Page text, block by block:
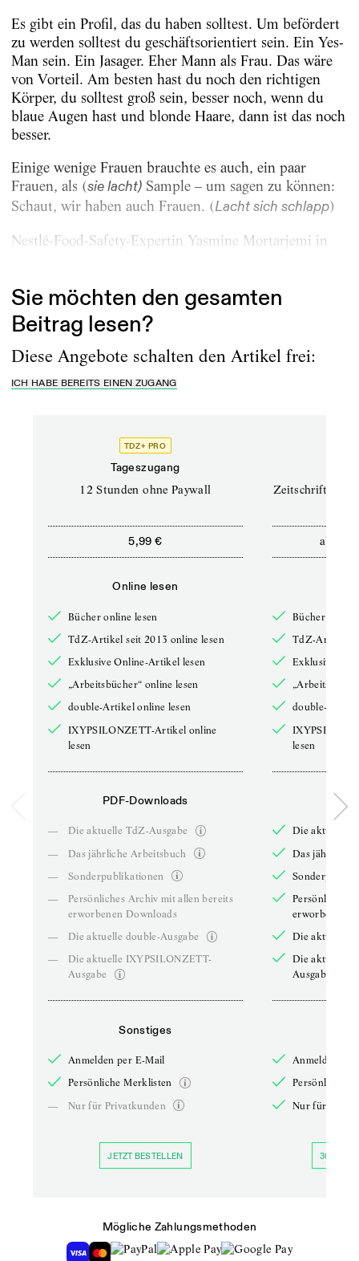
Es gibt ein Profil, das du haben solltest. Um befördert
zu werden solltest du geschäftsorientiert sein. Ein Yes-
Man sein. Ein Jasager. Eher Mann als Frau. Das wäre
von Vorteil. Am besten hast du noch den richtigen
Körper, du solltest groß sein, besser noch, wenn du
blaue Augen hast und blonde Haare, dann ist das noch
besser.
Einige wenige Frauen brauchte es auch, ein paar
Frauen, als (sie lacht)Sample – um sagen zu können:
Schaut, wir haben auch Frauen. (Lacht sich schlapp)
Nestlé-Food-Safety-Expertin Yasmine ­Mortarjemi in
Sie möchten den gesamten
Beitrag lesen?
Diese Angebote schalten den Artikel frei:
ICH HABE BEREITS EINEN ZUGANG
TDZ+ PRO
Tageszugang
12 Stunden ohne Paywall
5,99 €
Online lesen
Bücher online lesen
TdZ-Artikel seit 2013 online lesen
Exklusive Online-Artikel lesen
„Arbeitsbücher“ online lesen
double-Artikel online lesen
IXYPSILONZETT-Artikel online
lesen
PDF-Downloads
—
Die aktuelle TdZ-Ausgabe
—
Das jährliche Arbeitsbuch
—
Sonderpublikationen
—
Persönliches Archiv mit allen bereits
erworbenen Downloads
—
Die aktuelle double-Ausgabe
—
Die aktuelle IXYPSILONZETT-
Ausgabe
Sonstiges
Anmelden per E-Mail
Persönliche Merklisten
—
Nur für Privatkunden
JETZT BESTELLEN
Zeitschriften
ab
Bücher online
TdZ-Artikel
Exklusive
double-
lesen
Die aktuelle
Das jährliche
Persönliches
erworbenen
Die aktuelle
Die aktuelle
Ausgabe
Anmelden
Persönliche
Nur für
30 TAGE
Mögliche Zahlungsmethoden